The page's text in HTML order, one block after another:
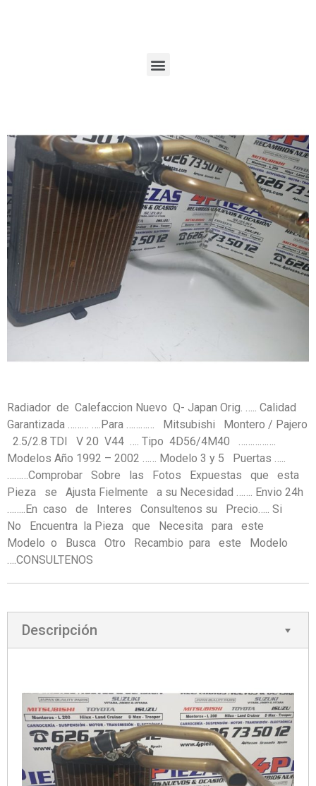
Radiador de Calefaccion Nuevo Q- Japan Orig. ….. Calidad
Garantizada ……… ….Para ………… Mitsubishi Montero / Pajero
2.5/2.8 TDI V 20 V44 …. Tipo 4D56/4M40 …………….
Modelos Año 1992 – 2002 …… Modelo 3 y 5 Puertas …..
………Comprobar Sobre las Fotos Expuestas que esta
Pieza se Ajusta Fielmente a su Necesidad ……. Envio 24h
……..En caso de Interes Consultenos su Precio….. Si
No Encuentra la Pieza que Necesita para este
Modelo o Busca Otro Recambio para este Modelo
….CONSULTENOS
Descripción